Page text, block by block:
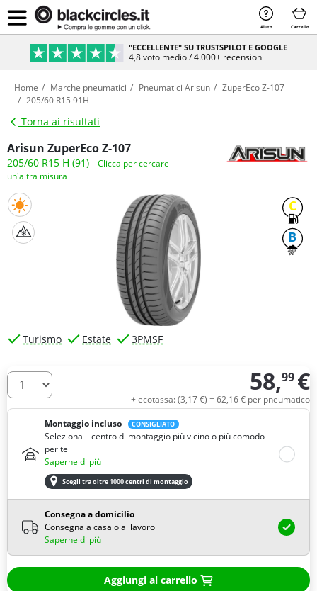
Aiuto Carrello
"ECCELLENTE" SU TRUSTSPILOT E GOOGLE
4,8 voto medio / 4.000+ recensioni
Home Marche pneumatici Pneumatici Arisun
ZuperEco Z-107
205/60 R15 91H
Torna ai risultati
Arisun ZuperEco Z-107
205/60 R15 H (91)
Clicca per cercare
un'altra misura
C
B
Turismo Estate 3PMSF
Quantità 58,99 €
+ ecotassa: (3,17€) = 62,16€ per pneumatico
Montaggio incluso
CONSIGLIATO
Seleziona il centro di montaggio più vicino o più comodo
per te
Saperne di più
Scegli tra oltre 1000 centri di montaggio
Consegna a domicilio
Consegna a casa o al lavoro
Saperne di più
Aggiungi al carrello